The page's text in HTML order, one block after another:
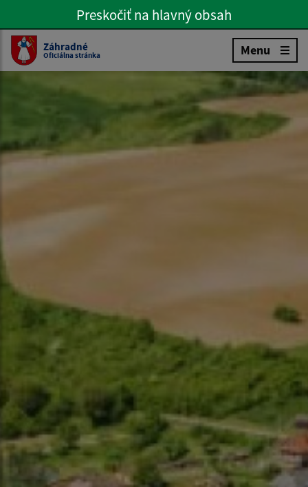
Preskočiť na hlavné menu
Preskočiť na hlavný obsah
Slovenčina
Záhradné
Oficiálna stránka Menu